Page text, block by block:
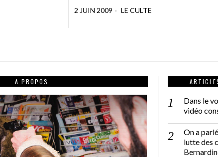
2 JUIN 2009 LE CULTE
A PROPOS
Dans le
vidéo
On a
lutte des